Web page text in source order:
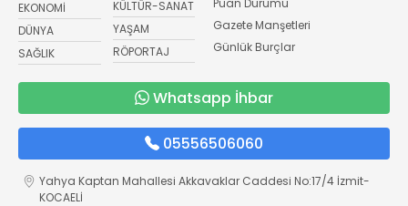
EKONOMİ
DÜNYA
SAĞLIK
KÜLTÜR-SANAT
YAŞAM
RÖPORTAJ
Gazete Manşetleri
Günlük Burçlar
Whatsapp İhbar
05556506060
Yahya Kaptan Mahallesi Akkavaklar Caddesi No:17/4 İzmit-
KOCAELİ